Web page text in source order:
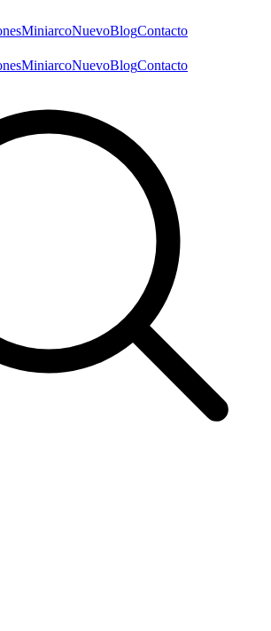
MiniarcoNuevoBlogContacto
MiniarcoNuevoBlogContacto